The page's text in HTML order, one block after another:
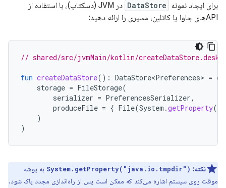
برای ایجاد نمونه DataStore
در JVM (دسکتاپ)، با استفاده از
APIهای جاوا یا کاتلین، مسیری را ارائه دهید:
// shared/src/jvmMain/kotlin/
fun createDataStore(): DataStore<Preferences> =
storage = FileStorage(
serializer = PreferencesSerializer,
produceFile = { File(System .getProperty(
)
)
نکته: System.getProperty("java.io.tmpdir") به پوشه
موقت روی سیستم اشاره می‌کند که ممکن است پس از راه‌اندازی مجدد پاک شود.